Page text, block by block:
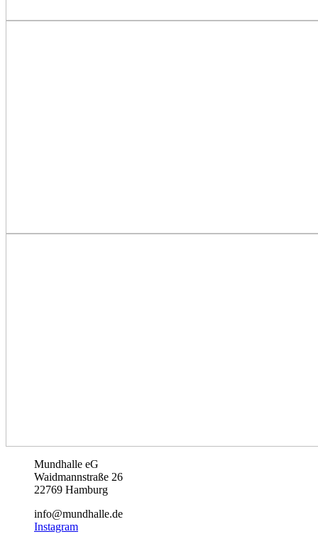
Mundhalle eG
Waidmannstraße 26
22769 Hamburg
info@mundhalle.de
Instagram